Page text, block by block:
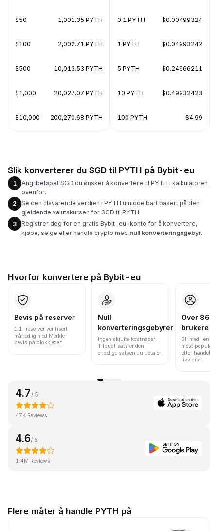
$50 1,001.35 PYTH
$100 2,002.71 PYTH
$500 10,013.53 PYTH
$1,000 20,027.07 PYTH
$10,000 200,270.68 PYTH
0.1 PYTH $0.00499324
1 PYTH $0.04993242
5 PYTH $0.24966211
10 PYTH $0.49932423
100 PYTH $4.99
Slik konverterer du SGD til PYTH på Bybit-eu
1
Angi beløpet SGD du ønsker å konvertere til PYTH i kalkulatoren
ovenfor.
2
Se den tilsvarende verdien i PYTH umiddelbart basert på den
gjeldende valutakursen for SGD til PYTH.
3
Registrer deg for en gratis Bybit-eu-konto for å konvertere,
kjøpe, selge eller handle crypto med null konverteringsgebyr.
Hvorfor konvertere på Bybit-eu
Bevis på reserver
1:1-reserver verifisert
månedlig med Merkle-
bevis på blokkjeden.
Null
konverteringsgebyrer
Ingen skjulte kostnader.
Tilbudt sats er den
endelige satsen du betaler.
Over 86
brukere
Bli med i en av
mest
etter
likviditet.
4.7 / 5
47K Reviews
4.6/ 5
1.4M Reviews
Flere måter å handle PYTH på